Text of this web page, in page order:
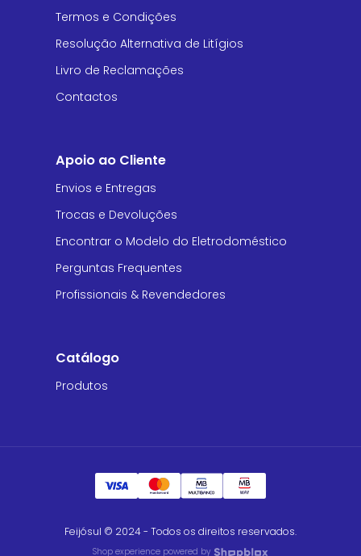
Termos e Condições
Resolução Alternativa de Litígios
Livro de Reclamações
Contactos
Apoio ao Cliente
Envios e Entregas
Trocas e Devoluções
Encontrar o Modelo do Eletrodoméstico
Perguntas Frequentes
Profissionais & Revendedores
Catálogo
Produtos
Feijósul © 2024 - Todos os direitos reservados.
Shop experience powered by